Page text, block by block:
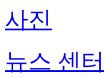
사진
뉴스 센터